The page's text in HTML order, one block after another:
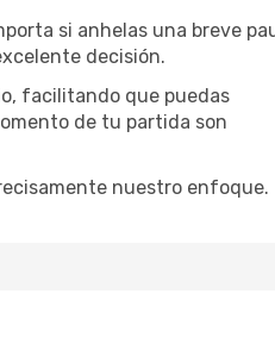
si anhelas una breve
decisión.
facilitando que puedas
de tu partida son
nuestro enfoque.